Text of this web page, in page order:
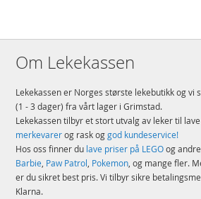
Om Lekekassen
Lekekassen er Norges største lekebutikk og vi
(1 - 3 dager) fra vårt lager i Grimstad.
Lekekassen tilbyr et stort utvalg av leker til
merkevarerog rask oggod kundeservice!
Hos oss finner du lave priser på LEGOog andre
Barbie, Paw Patrol, Pokemon, og mange fler.
er du sikret best pris. Vi tilbyr sikre
Klarna.